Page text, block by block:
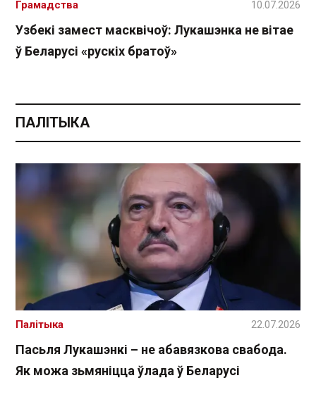
Узбекі замест масквічоў: Лукашэнка не вітае
ў Беларусі «рускіх братоў»
Грамадства 10.07.2026
ПАЛІТЫКА
Пасьля Лукашэнкі – не абавязкова свабода.
Як можа зьмяніцца ўлада ў Беларусі
Палітыка 22.07.2026